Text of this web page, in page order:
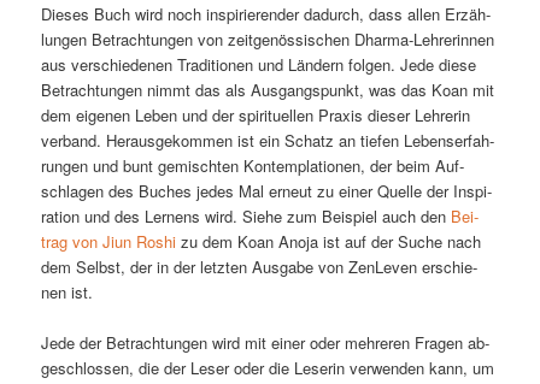
Die­ses Buch wird noch in­spi­rie­ren­der da­durch, dass al­len Er­zäh­
lun­gen Be­trach­tun­gen von zeit­ge­nös­si­schen Dhar­ma-Leh­re­rin­nen
aus ver­schie­de­nen Tra­di­tio­nen und Län­dern fol­gen. Je­de die­se
Be­trach­tun­gen nimmt das als Aus­gangs­punkt, was das Ko­an mit
dem ei­ge­nen Le­ben und der spi­ri­tu­el­len Pra­xis die­ser Leh­re­rin
ver­band. Her­aus­ge­kom­men ist ein Schatz an tie­fen Le­bens­er­fah­
run­gen und bunt ge­misch­ten Kon­tem­pla­tio­nen, der beim Auf­
schla­gen des Bu­ches je­des Mal er­neut zu ei­ner Quel­le der In­spi­
ra­ti­on und des Ler­nens wird. Sie­he zum Bei­spiel auch den Bei­
trag von Ji­un Ro­shi zu dem Ko­an An­oja ist auf der Su­che nach
dem Selbst, der in der letz­ten Aus­ga­be von Zen­Le­ven er­schie­
nen ist.
Je­de der Be­trach­tun­gen wird mit ei­ner oder meh­re­ren Fra­gen ab­
ge­schlos­sen, die der Le­ser oder die Le­se­rin ver­wen­den kann, um